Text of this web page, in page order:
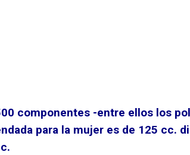
componentes -entre ellos los
para la mujer es de 125 cc.